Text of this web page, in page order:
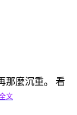
那麼沉重。 看
文